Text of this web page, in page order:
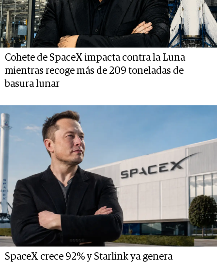
Cohete de SpaceX impacta contra la Luna
mientras recoge más de 209 toneladas de
basura lunar
SpaceX crece 92% y Starlink ya genera